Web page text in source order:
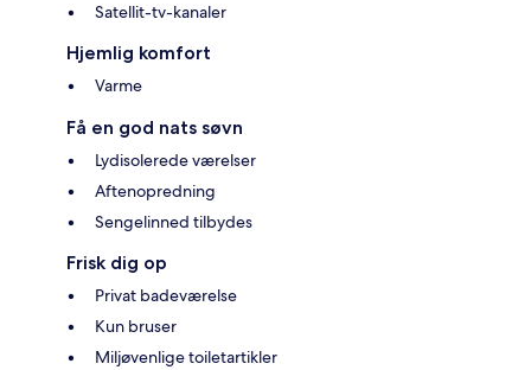
Satellit-tv-kanaler
Hjemlig komfort
Varme
Få en god nats søvn
Lydisolerede værelser
Aftenopredning
Sengelinned tilbydes
Frisk dig op
Privat badeværelse
Kun bruser
Miljøvenlige toiletartikler